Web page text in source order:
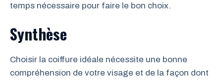
temps nécessaire pour faire le bon choix.
Synthèse
Choisir la coiffure idéale nécessite une bonne
compréhension de votre visage et de la façon dont